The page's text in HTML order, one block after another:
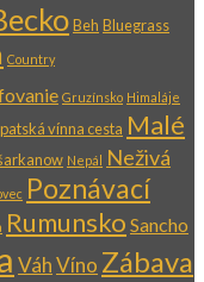
Beh Bluegrass
Country
Gruzínsko Himaláje
vínna cesta Malé
Nepál
Neživá
Poznávací
Rumunsko Sancho
VáhVíno Zábava